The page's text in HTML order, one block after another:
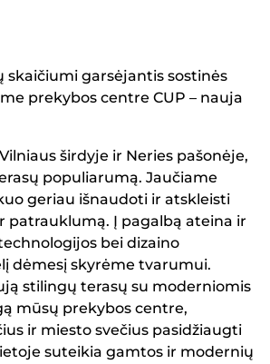
skaičiumi garsėjantis sostinės
prekybos centre CUP – nauja
širdyje ir Neries pašonėje,
populiarumą. Jaučiame
geriau išnaudoti ir atskleisti
patrauklumą. Į pagalbą ateina ir
bei dizaino
dėmesį skyrėme tvarumui.
stilingų terasų su moderniomis
mūsų prekybos centre,
ir miesto svečius pasidžiaugti
suteikia gamtos ir modernių